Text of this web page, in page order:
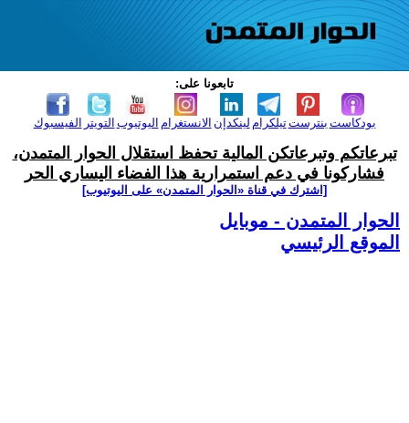
تابعونا على:
الفيسبوك التويتر اليوتيوب الانستغرام لينكدإن تيلكرامبنترست بودكاست
تبرعاتكم وتبرعاتكن المالية تحفظ استقلال الحوار المتمدن،
فشاركونا في دعم استمرارية هذا الفضاء اليساري الحر
[اشترك في قناة ‫«الحوار المتمدن» على اليوتيوب]
الحوار المتمدن - موبايل
الموقع الرئيسي